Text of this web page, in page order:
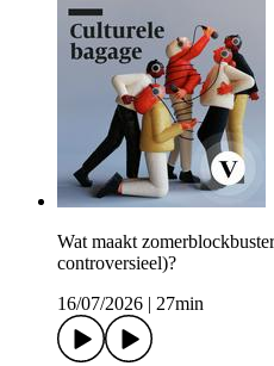
Wat maakt
controversieel)?
16/07/2026
27min